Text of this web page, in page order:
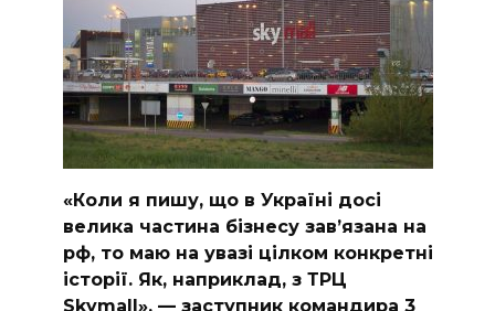
«Коли я пишу, що в Україні досі
велика частина бізнесу завʼязана на
рф, то маю на увазі цілком конкретні
історії. Як, наприклад, з ТРЦ
Skymall», — заступник командира 3